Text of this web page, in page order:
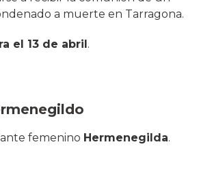
a muerte en Tarragona.
el 13 de abril.
femenino Hermenegilda.